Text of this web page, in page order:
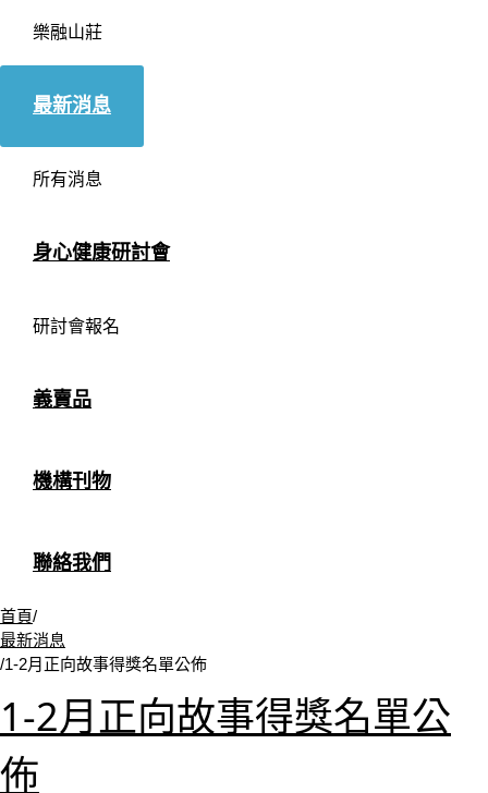
樂融山莊
最新消息
所有消息
身心健康研討會
研討會報名
義賣品
機構刊物
聯絡我們
首頁/
最新消息
/1-2月正向故事得獎名單公佈
1-2月正向故事得獎名單公
佈